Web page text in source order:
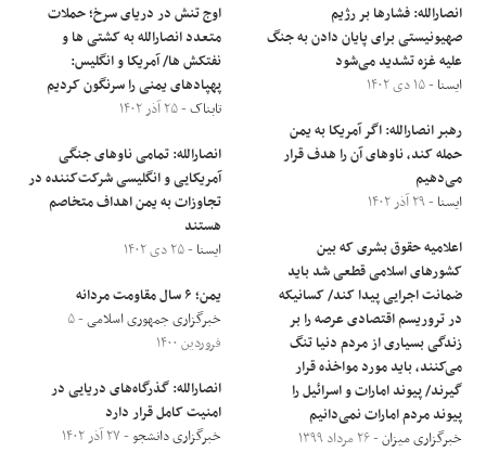
انصارالله: فشارها بر رژیم
صهیونیستی برای پایان دادن به جنگ
علیه غزه تشدید می‌شود
ایسنا - ۱۵ دی ۱۴۰۲
رهبر انصارالله: اگر آمریکا به یمن
حمله کند، ناوهای آن را هدف قرار
می‌دهیم
ایسنا - ۲۹ آذر ۱۴۰۲
اعلامیه حقوق بشری که بین
کشور‌های اسلامی قطعی شد باید
ضمانت اجرایی پیدا کند/ کسانیکه
در تروریسم اقتصادی عرصه را بر
زندگی بسیاری از مردم دنیا تنگ
می‌کنند، باید مورد مواخذه قرار
گیرند/ پیوند امارات و اسرائیل را
پیوند مردم امارات نمی‌دانیم
خبرگزاری میزان- ۲۶ مرداد ۱۳۹۹
اوج تنش در دریای سرخ؛ حملات
متعدد انصارالله به کشتی ها و
نفتکش ها/ آمریکا و انگلیس:
پهپادهای یمنی را سرنگون کردیم
تابناک- ۲۵ آذر ۱۴۰۲
انصارالله: تمامی ناوهای جنگی
آمریکایی و انگلیسی شرکت‌کننده در
تجاوزات به یمن اهداف متخاصم
هستند
ایسنا - ۲۵ دی ۱۴۰۲
یمن؛ ۶ سال مقاومت مردانه
خبرگزاری جمهوری اسلامی - ۵
فروردین ۱۴۰۰
انصارالله: گذرگاه‌های دریایی در
امنیت کامل قرار دارد
خبرگزاری دانشجو- ۲۷ آذر ۱۴۰۲